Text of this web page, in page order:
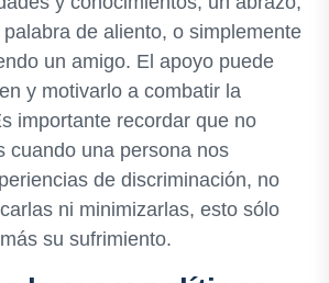
de aliento, o simplemente
un amigo. El apoyo puede
y motivarlo a combatir la
importante recordar que no
cuando una persona nos
de discriminación, no
ni minimizarlas, esto sólo
su sufrimiento.